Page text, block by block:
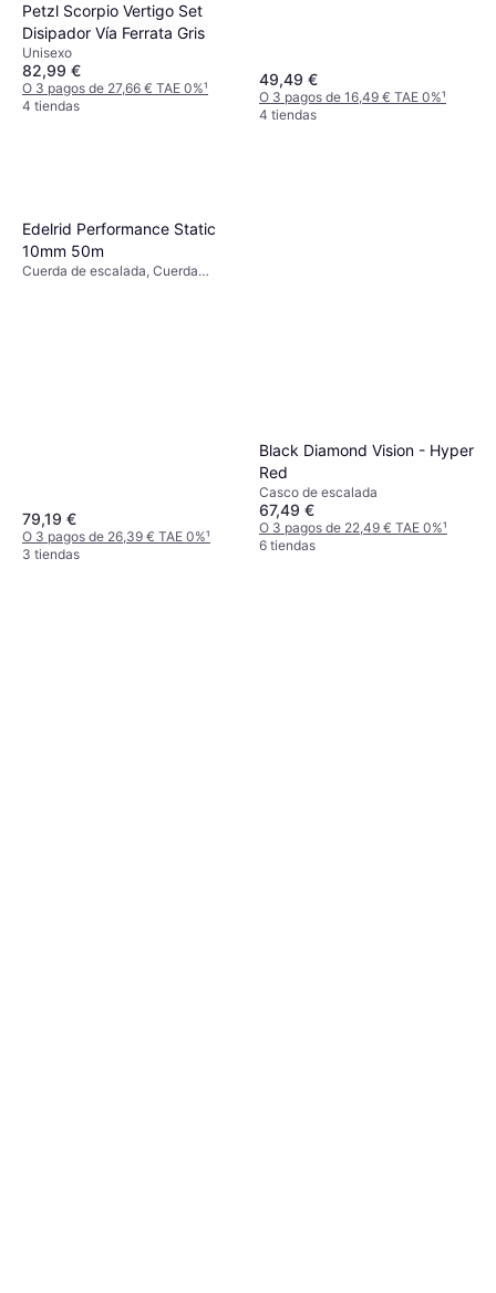
Petzl Scorpio Vertigo Set
Disipador Vía Ferrata Gris
Unisexo
82,99 €
O 3 pagos de 27,66 € TAE 0%¹
4 tiendas
49,49 €
O 3 pagos de 16,49 € TAE 0%¹
4 tiendas
Edelrid Performance Static
10mm 50m
Cuerda de escalada, Cuerda
79,19 €
O 3 pagos de 26,39 € TAE 0%¹
3 tiendas
Black Diamond Vision - Hyper
Red
Casco de escalada
67,49 €
O 3 pagos de 22,49 € TAE 0%¹
6 tiendas